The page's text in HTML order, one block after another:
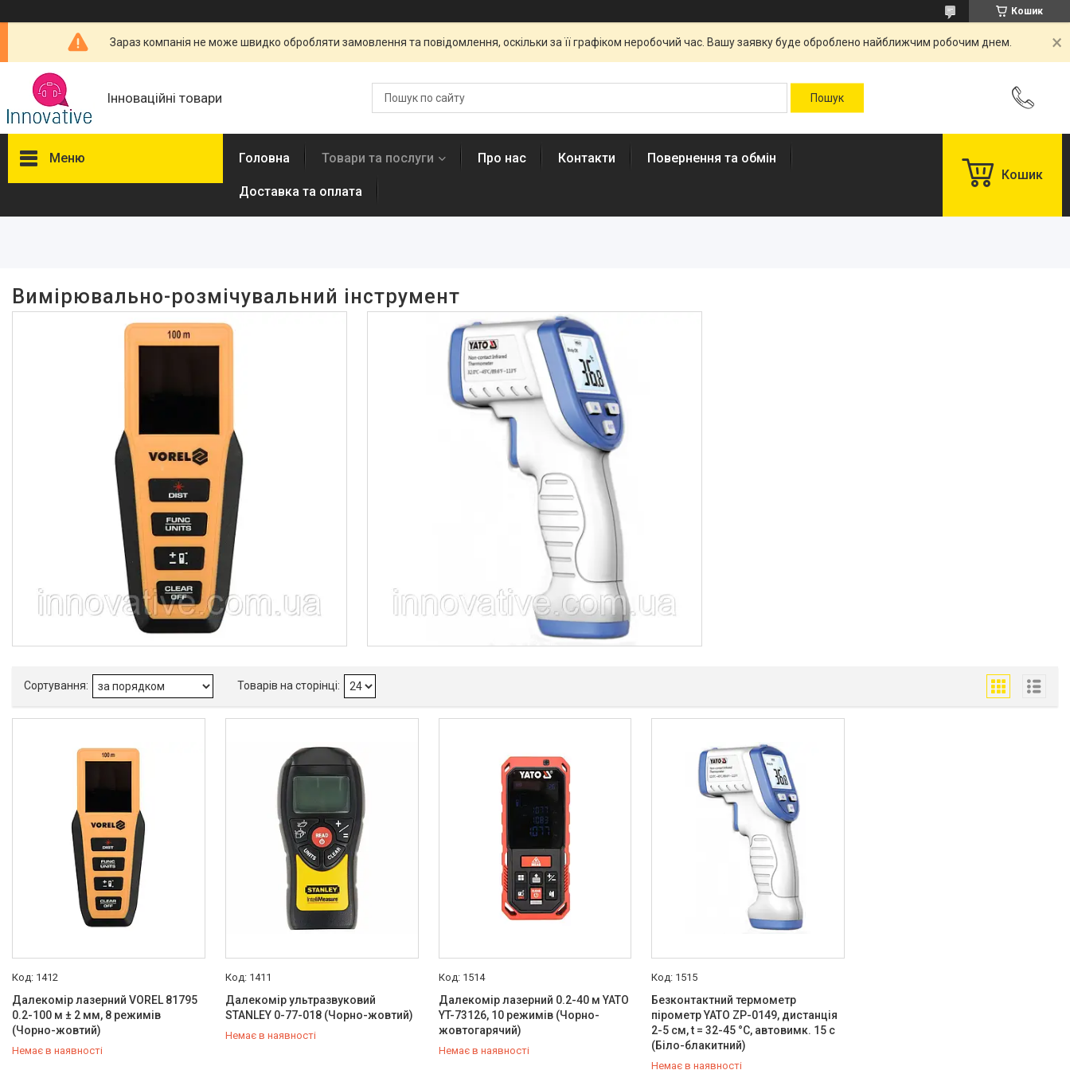
Кошик
Зараз компанія не може швидко обробляти замовлення та повідомлення, оскільки за її графіком неробочий час. Вашу заявку буде оброблено найближчим робочим днем.
Інноваційні товари
Меню
Stanley 1
Товари та послуги
Доставка та оплата
Повернення та обмін
Головна Товари та послуги Про нас Контакти Повернення та обмін
Доставка та оплата
Кошик
Вимірювально-розмічувальний інструмент
1412
Далекомір лазерний VOREL 81795
0.2-100 м ± 2 мм, 8 режимів
(Чорно-жовтий)
Немає в наявності
1411
Далекомір ультразвуковий
STANLEY 0-77-018 (Чорно-жовтий)
Немає в наявності
1514
Далекомір лазерний 0.2-40 м YATO
YT-73126, 10 режимів (Чорно-
жовтогарячий)
Немає в наявності
1515
Безконтактний термометр
пірометр YATO ZP-0149, дистанція
2-5 см, t = 32-45 °C, автовимк. 15 с
(Біло-блакитний)
Немає в наявності